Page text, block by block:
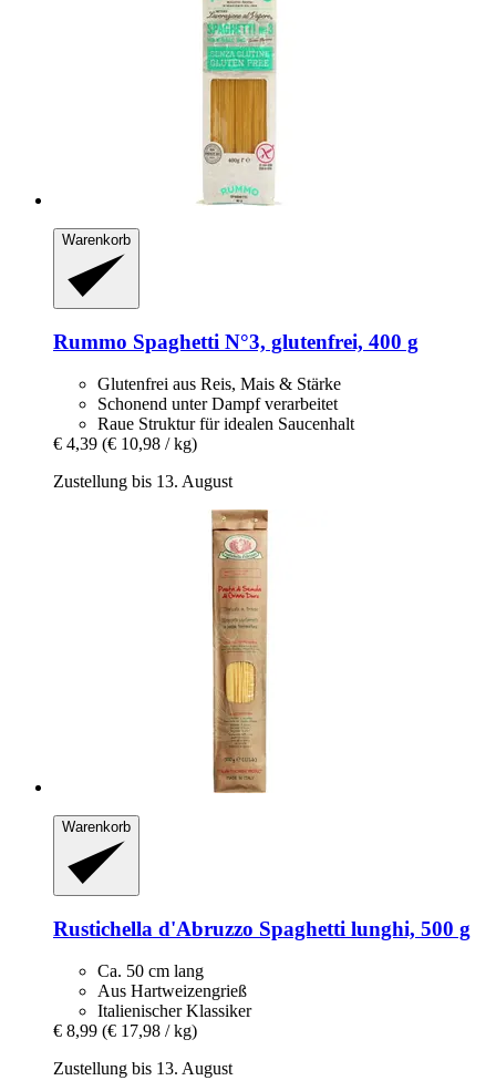
Warenkorb
Rummo Spaghetti N°3, glutenfrei, 400 g
Glutenfrei aus Reis, Mais & Stärke
Schonend unter Dampf verarbeitet
Raue Struktur für idealen Saucenhalt
€ 4,39 (€ 10,98 / kg)
Zustellung bis 13. August
Warenkorb
Rustichella d'Abruzzo Spaghetti lunghi, 500 g
Ca. 50 cm lang
Aus Hartweizengrieß
Italienischer Klassiker
€ 8,99 (€ 17,98 / kg)
Zustellung bis 13. August